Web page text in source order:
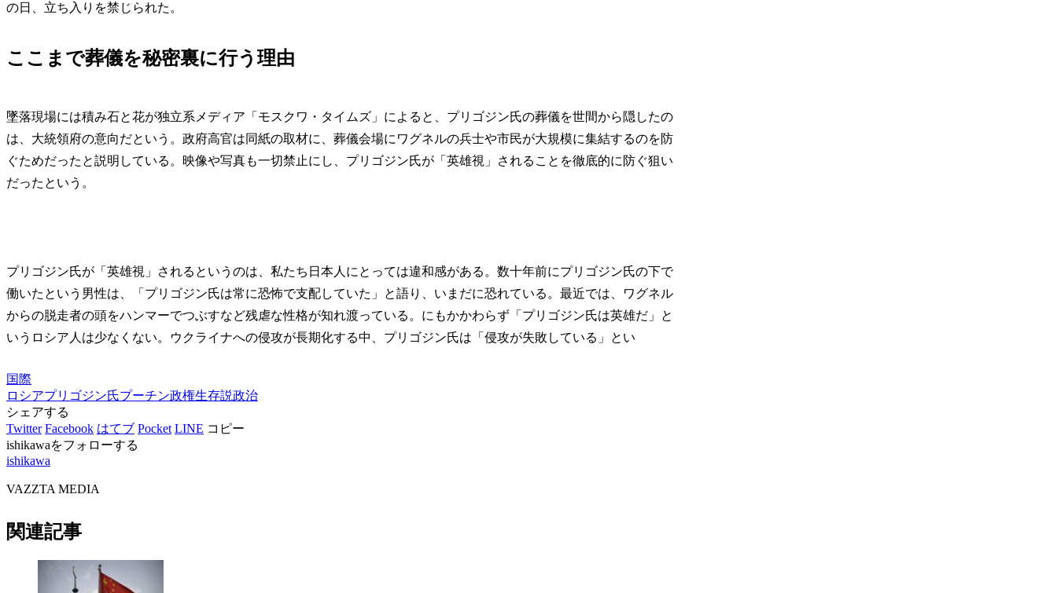
の日、立ち入りを禁じられた。
ここまで葬儀を秘密裏に行う理由
墜落現場には積み石と花が独立系メディア「モスクワ・タイムズ」によると、プリゴジン氏の葬儀を世間から隠したの
は、大統領府の意向だという。政府高官は同紙の取材に、葬儀会場にワグネルの兵士や市民が大規模に集結するのを防
ぐためだったと説明している。映像や写真も一切禁止にし、プリゴジン氏が「英雄視」されることを徹底的に防ぐ狙い
だったという。
プリゴジン氏が「英雄視」されるというのは、私たち日本人にとっては違和感がある。数十年前にプリゴジン氏の下で
働いたという男性は、「プリゴジン氏は常に恐怖で支配していた」と語り、いまだに恐れている。最近では、ワグネル
からの脱走者の頭をハンマーでつぶすなど残虐な性格が知れ渡っている。にもかかわらず「プリゴジン氏は英雄だ」と
いうロシア人は少なくない。ウクライナへの侵攻が長期化する中、プリゴジン氏は「侵攻が失敗している」とい
国際
ロシアプリゴジン氏プーチン政権生存説政治
シェアする
Twitter Facebook はてブ Pocket LINE コピー
ishikawaをフォローする
ishikawa
VAZZTA MEDIA
関連記事